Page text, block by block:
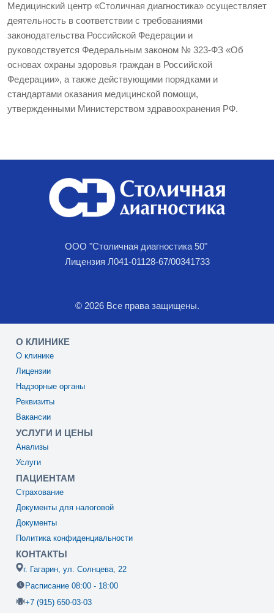
Медицинский центр «Столичная диагностика» осуществляет
деятельность в соответствии с требованиями
законодательства Российской Федерации и
руководствуется Федеральным законом № 323-ФЗ «Об
основах охраны здоровья граждан в Российской
Федерации», а также действующими порядками и
стандартами оказания медицинской помощи,
утвержденными Министерством здравоохранения РФ.
ООО "Столичная диагностика 50"
Лицензия Л041-01128-67/00341733
© 2026 Все права защищены.
О КЛИНИКЕ
О клинике
Лицензии
Надзорные органы
Реквизиты
Вакансии
УСЛУГИ И ЦЕНЫ
Анализы
Услуги
ПАЦИЕНТАМ
Страхование
Документы для налоговой
Документы
Политика конфиденциальности
КОНТАКТЫ
г. Гагарин, ул. Солнцева, 22
Расписание 08:00 - 18:00
+7 (915) 650-03-03